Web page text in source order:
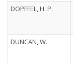
DOPFFEL, H. P.
DUNCAN, W.